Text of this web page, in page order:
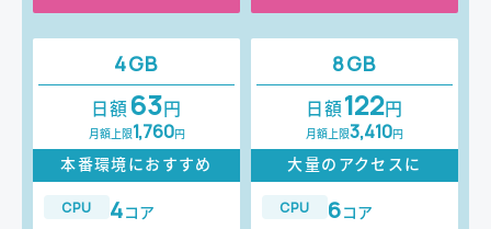
4GB
日額63円
月額上限1,760円
本番環境におすすめ
CPU 4コア
8GB
日額122円
月額上限3,410円
大量のアクセスに
CPU 6コア